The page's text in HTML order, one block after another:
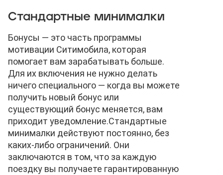
Стандартные минималки
Бонусы — это часть программы
мотивации Ситимобила, которая
помогает вам зарабатывать больше.
Для их включения не нужно делать
ничего специального — когда вы можете
получить новый бонус или
существующий бонус меняется, вам
приходит уведомление.Стандартные
минималки действуют постоянно, без
каких-либо ограничений. Они
заключаются в том, что за каждую
поездку вы получаете гарантированную